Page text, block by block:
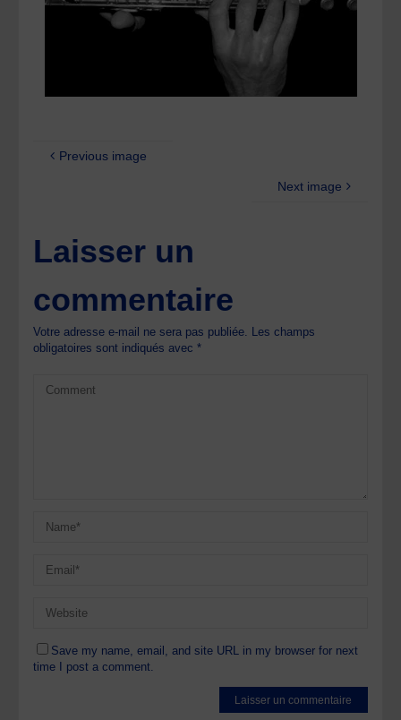
Previous image
Next image
Laisser un
commentaire
Votre adresse e-mail ne sera pas publiée. Les champs
obligatoires sont indiqués avec*
Save my name, email, and site URL in my browser for next
time I post a comment.